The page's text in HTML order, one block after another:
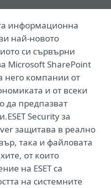
информационна
най-новото
си сървърни
Microsoft SharePoint
него компании от
и от всеки
да предпазват
Security за
защитава в реално
така и файловата
от които
на ESET са
на системните